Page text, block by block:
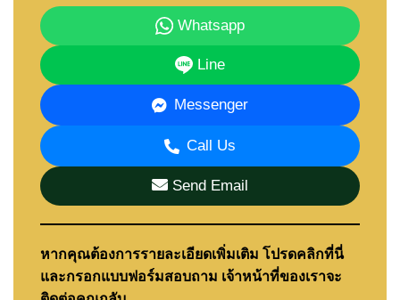
Whatsapp
Line
Messenger
Call Us
Send Email
หากคุณต้องการรายละเอียดเพิ่มเติม โปรดคลิกที่นี่
และกรอกแบบฟอร์มสอบถาม เจ้าหน้าที่ของเราจะ